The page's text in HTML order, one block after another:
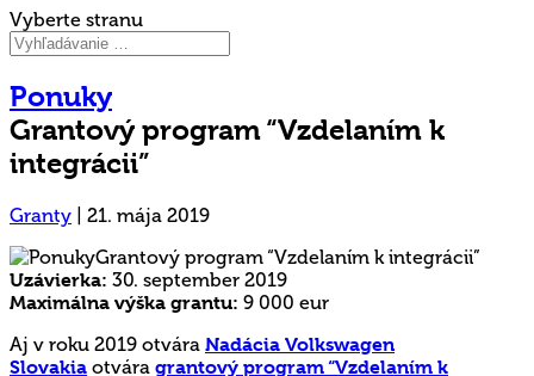
Vyberte stranu
Ponuky
Grantový program “Vzdelaním k
integrácii”
Granty 21. mája 2019
Uzávierka: 30. september 2019
Maximálna výška grantu: 9 000 eur
Aj v roku 2019 otvára Nadácia Volkswagen
Slovakia otvára grantový program “Vzdelaním k